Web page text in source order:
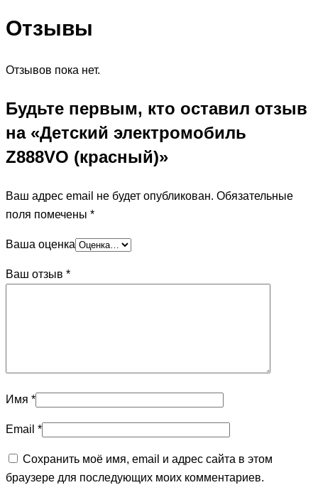
Отзывы
Отзывов пока нет.
Будьте первым, кто оставил отзыв
на «Детский электромобиль
Z888VO (красный)»
Ваш адрес email не будет опубликован. Обязательные
поля помечены *
Ваша оценка
Ваш отзыв *
Имя *
Email *
Сохранить моё имя, email и адрес сайта в этом
браузере для последующих моих комментариев.